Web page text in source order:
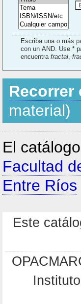
Escriba una o más
encuentrafractal ,
Recorrer
material)
El
Facultad
Entre Ríos
Este